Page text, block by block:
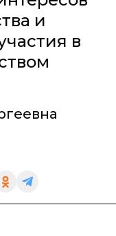
и
в